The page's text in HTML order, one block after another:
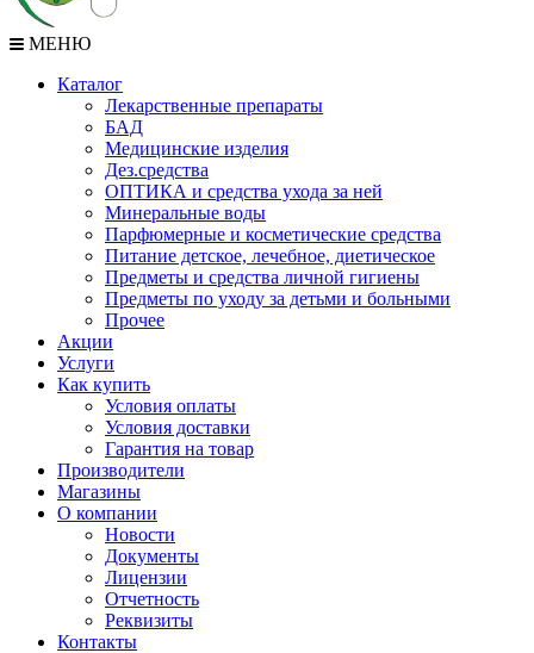
МЕНЮ
Каталог
Лекарственные препараты
БАД
Медицинские изделия
Дез.средства
ОПТИКА и средства ухода за ней
Минеральные воды
Парфюмерные и косметические средства
Питание детское, лечебное, диетическое
Предметы и средства личной гигиены
Предметы по уходу за детьми и больными
Прочее
Акции
Услуги
Как купить
Условия оплаты
Условия доставки
Гарантия на товар
Производители
Магазины
О компании
Новости
Документы
Лицензии
Отчетность
Реквизиты
Контакты